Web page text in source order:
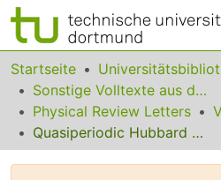
Bereiche & Sammlungen
Das gesamte Repositorium
Statistiken
Startseite
Sonstige Volltexte aus dem Bibliotheksangebot
Physical Review Letters
Quasiperiodic Hubbard Chains